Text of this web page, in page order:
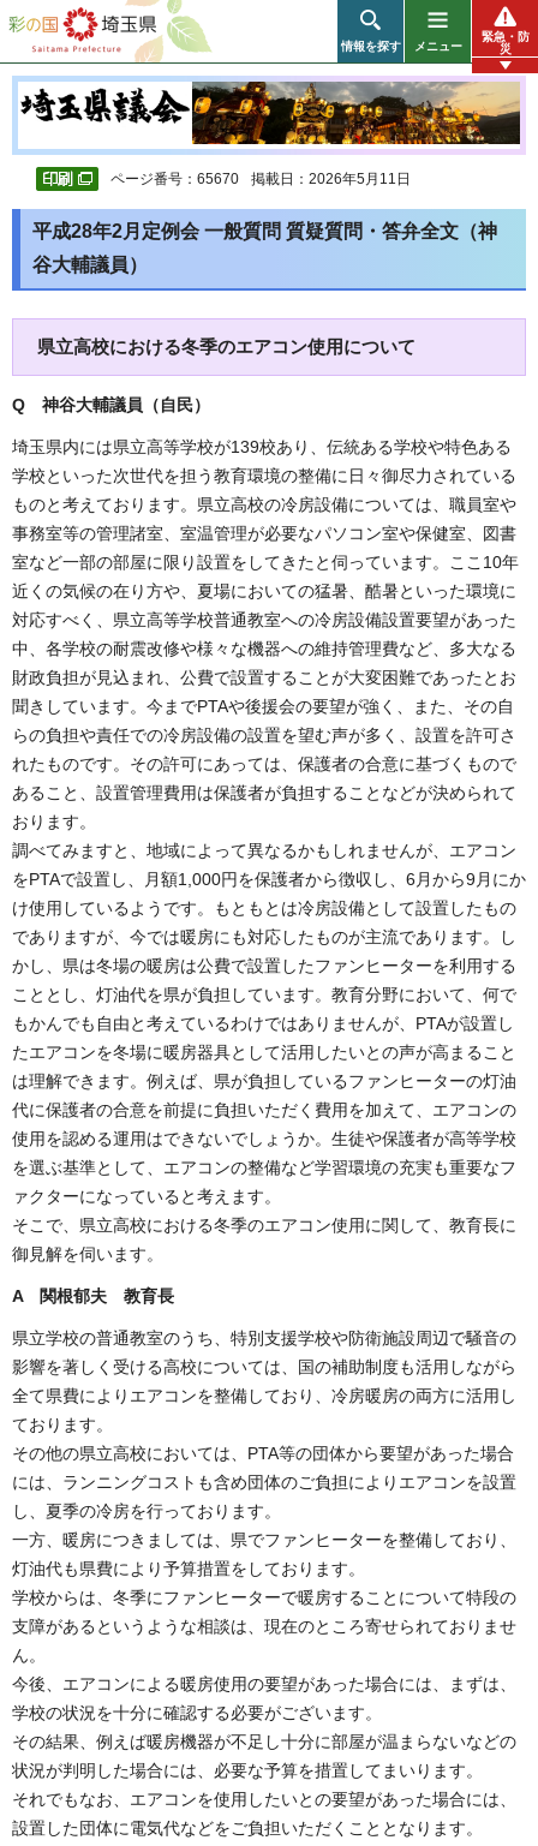
彩の国 埼玉県
情報を探す メニュー
緊急・防
災
ページ番号：65670 掲載日：2026年5月11日
平成28年2月定例会 一般質問 質疑質問・答弁全文（神
谷大輔議員）
県立高校における冬季のエアコン使用について
Q 神谷大輔議員（自民）
埼玉県内には県立高等学校が139校あり、伝統ある学校や特色ある
学校といった次世代を担う教育環境の整備に日々御尽力されている
ものと考えております。県立高校の冷房設備については、職員室や
事務室等の管理諸室、室温管理が必要なパソコン室や保健室、図書
室など一部の部屋に限り設置をしてきたと伺っています。ここ10年
近くの気候の在り方や、夏場においての猛暑、酷暑といった環境に
対応すべく、県立高等学校普通教室への冷房設備設置要望があった
中、各学校の耐震改修や様々な機器への維持管理費など、多大なる
財政負担が見込まれ、公費で設置することが大変困難であったとお
聞きしています。今までPTAや後援会の要望が強く、また、その自
らの負担や責任での冷房設備の設置を望む声が多く、設置を許可さ
れたものです。その許可にあっては、保護者の合意に基づくもので
あること、設置管理費用は保護者が負担することなどが決められて
おります。
調べてみますと、地域によって異なるかもしれませんが、エアコン
をPTAで設置し、月額1,000円を保護者から徴収し、6月から9月にか
け使用しているようです。もともとは冷房設備として設置したもの
でありますが、今では暖房にも対応したものが主流であります。し
かし、県は冬場の暖房は公費で設置したファンヒーターを利用する
こととし、灯油代を県が負担しています。教育分野において、何で
もかんでも自由と考えているわけではありませんが、PTAが設置し
たエアコンを冬場に暖房器具として活用したいとの声が高まること
は理解できます。例えば、県が負担しているファンヒーターの灯油
代に保護者の合意を前提に負担いただく費用を加えて、エアコンの
使用を認める運用はできないでしょうか。生徒や保護者が高等学校
を選ぶ基準として、エアコンの整備など学習環境の充実も重要なフ
ァクターになっていると考えます。
そこで、県立高校における冬季のエアコン使用に関して、教育長に
御見解を伺います。
A 関根郁夫 教育長
県立学校の普通教室のうち、特別支援学校や防衛施設周辺で騒音の
影響を著しく受ける高校については、国の補助制度も活用しながら
全て県費によりエアコンを整備しており、冷房暖房の両方に活用し
ております。
その他の県立高校においては、PTA等の団体から要望があった場合
には、ランニングコストも含め団体のご負担によりエアコンを設置
し、夏季の冷房を行っております。
一方、暖房につきましては、県でファンヒーターを整備しており、
灯油代も県費により予算措置をしております。
学校からは、冬季にファンヒーターで暖房することについて特段の
支障があるというような相談は、現在のところ寄せられておりませ
ん。
今後、エアコンによる暖房使用の要望があった場合には、まずは、
学校の状況を十分に確認する必要がございます。
その結果、例えば暖房機器が不足し十分に部屋が温まらないなどの
状況が判明した場合には、必要な予算を措置してまいります。
それでもなお、エアコンを使用したいとの要望があった場合には、
設置した団体に電気代などをご負担いただくこととなります。